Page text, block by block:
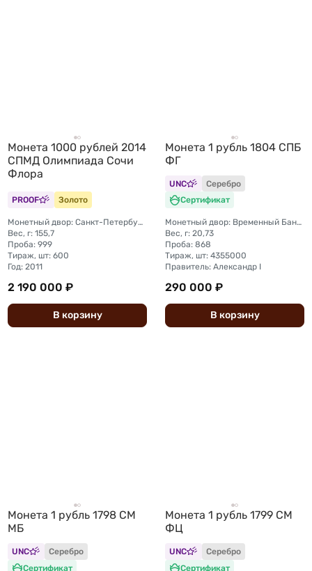
Монета 1000 рублей 2014
СПМД Олимпиада Сочи
Флора
PROOF Золото
Монетный двор: Санкт-Петербургский (СПМД)
Вес, г: 155,7
Проба: 999
Тираж, шт: 600
Год: 2011
2 190 000 ₽
В корзину
Монета 1 рубль 1804 СПБ
ФГ
UNC
Серебро
Сертификат
Монетный двор: Временный Банковский монетный двор (Санкт-Петербург)
Вес, г: 20,73
Проба: 868
Тираж, шт: 4355000
Правитель: Александр I
290 000 ₽
В корзину
Монета 1 рубль 1798 СМ
МБ
UNC
Серебро
Сертификат
Монета 1 рубль 1799 СМ
ФЦ
UNC
Серебро
Сертификат